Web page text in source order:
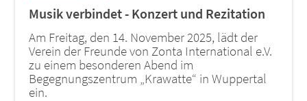
Musik verbindet - Konzert und Rezitation
Am Freitag, den 14. November 2025, lädt der
Verein der Freunde von Zonta International e.V.
zu einem besonderen Abend im
Begegnungszentrum „Krawatte“ in Wuppertal
ein.